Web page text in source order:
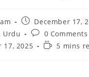
Post
published:
December 17,
Urdu
Post
comments:
0 Comments
17, 2025
Reading
5 mins